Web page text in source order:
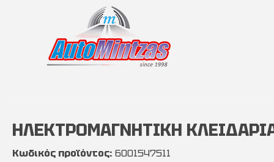
ΗΛΕΚΤΡΟΜΑΓΝΗΤΙΚΗ ΚΛΕΙΔΑΡΙΑ
Κωδικός προϊόντος: 6001547511